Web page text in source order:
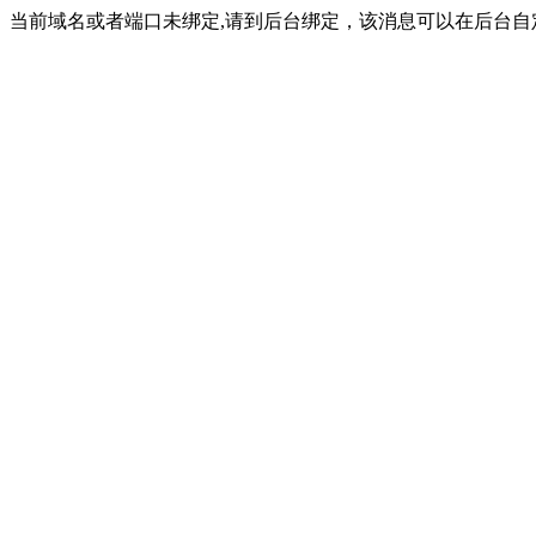
当前域名或者端口未绑定,请到后台绑定，该消息可以在后台自